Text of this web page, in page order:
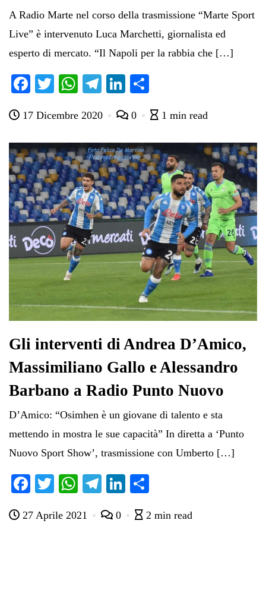
A Radio Marte nel corso della trasmissione “Marte Sport
Live” è intervenuto Luca Marchetti, giornalista ed
esperto di mercato. “Il Napoli per la rabbia che […]
Fa
bo
ok
T
tte
r
W
ts
A
pp
Te
gr
a
m
Li
ed
In
di
vi
di
17 Dicembre 2020 0 1 min read
Gli interventi di Andrea D’Amico,
Massimiliano Gallo e Alessandro
Barbano a Radio Punto Nuovo
D’Amico: “Osimhen è un giovane di talento e sta
mettendo in mostra le sue capacità” In diretta a ‘Punto
Nuovo Sport Show’, trasmissione con Umberto […]
Fa
bo
T
tte
W
ts
Te
gr
Li
ed di
27 Aprile 2021 0 2 min read